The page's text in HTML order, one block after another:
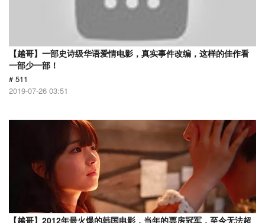
【越哥】一部史诗级华语爱情电影，真实事件改编，这样的佳作看
一部少一部！
# 511
2019-07-26 03:51
【越哥】2012年最火爆的韩国电影，当年的票房冠军，至今无法超